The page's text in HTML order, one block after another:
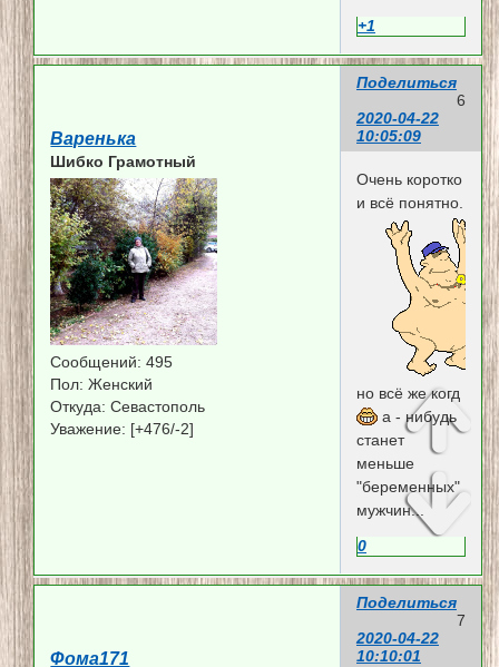
+1
Поделиться
6
2020-04-22
10:05:09
Варенька
Шибко Грамотный
Сообщений: 495
Пол: Женский
Откуда: Севастополь
Уважение: [+476/-2]
Очень коротко
и всё понятно.
но всё же когд
а - нибудь
станет
меньше
"беременных"
мужчин...
0
Поделиться
7
2020-04-22
10:10:01
Фома171